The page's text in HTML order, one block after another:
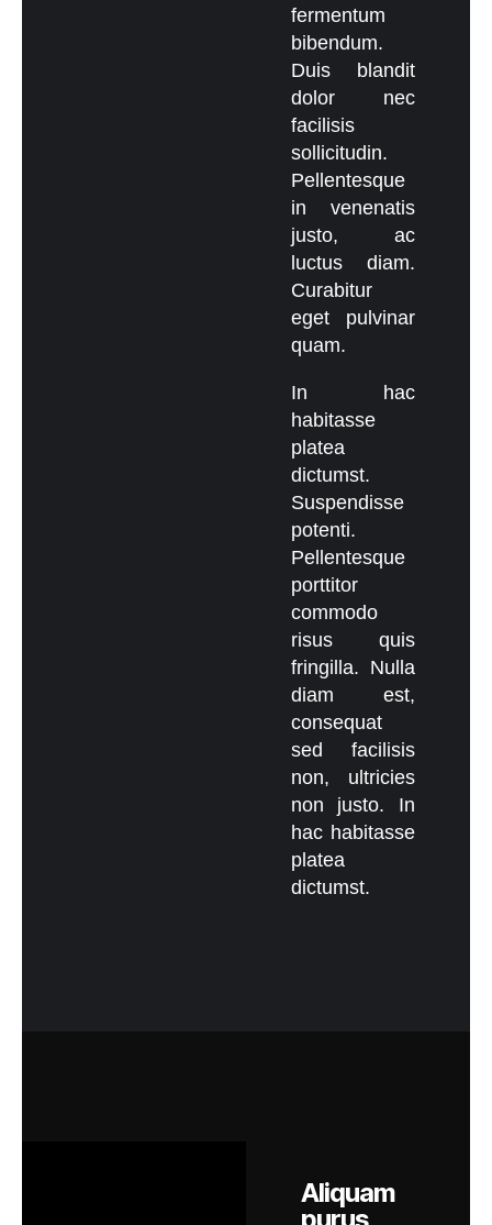
fermentum
bibendum.
Duis blandit
dolor nec
facilisis
sollicitudin.
Pellentesque
in venenatis
justo, ac
luctus diam.
Curabitur
eget pulvinar
quam.
In hac
habitasse
platea
dictumst.
Suspendisse
potenti.
Pellentesque
porttitor
commodo
risus quis
fringilla. Nulla
diam est,
consequat
sed facilisis
non, ultricies
non justo. In
hac habitasse
platea
dictumst.
Aliquam